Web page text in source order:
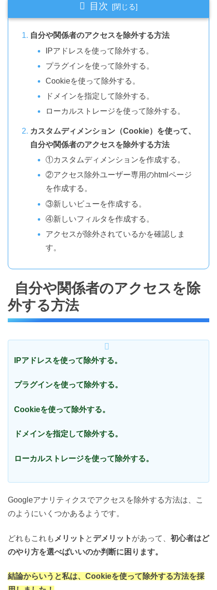
目次
自分や関係者のアクセスを除外する方法
IPアドレスを使って除外する。
プラグインを使って除外する。
Cookieを使って除外する。
ドメインを指定して除外する。
ローカルストレージを使って除外する。
カスタムディメンション（Cookie）を使って、
自分や関係者のアクセスを除外する方法
①カスタムディメンションを作成する。
②アクセス除外ユーザー専用のhtmlページ
を作成する。
③新しいビューを作成する。
④新しいフィルタを作成する。
アクセスが除外されているかを確認しま
す。
自分や関係者のアクセスを除
外する方法
IPアドレスを使って除外する。
プラグインを使って除外する。
Cookieを使って除外する。
ドメインを指定して除外する。
ローカルストレージを使って除外する。
Googleアナリティクスでアクセスを除外する方法は、こ
のようにいくつかあるようです。
どれもこれも メリット と デメリット があって、 初心者はど
のやり方を選べばいいのか判断に困ります。
結論からいうと私は、Cookieを使って除外する方法を採